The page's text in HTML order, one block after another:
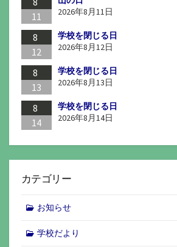
11
2026年8月11日
8
12
学校を閉じる日
2026年8月12日
8
13
学校を閉じる日
2026年8月13日
8
14
学校を閉じる日
2026年8月14日
カテゴリー
お知らせ
学校だより